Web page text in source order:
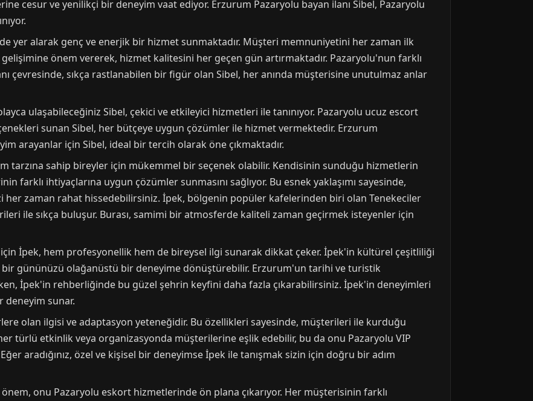
cesur ve yenilikçi bir deneyim vaat ediyor. Erzurum Pazaryolu bayan ilanı Sibel, Pazaryolu
yer alarak genç ve enerjik bir hizmet sunmaktadır. Müşteri memnuniyetini her zaman ilk
önem vererek, hizmet kalitesini her geçen gün artırmaktadır. Pazaryolu'nun farklı
çevresinde, sıkça rastlanabilen bir figür olan Sibel, her anında müşterisine unutulmaz anlar
ulaşabileceğiniz Sibel, çekici ve etkileyici hizmetleri ile tanınıyor. Pazaryolu ucuz escort
sunan Sibel, her bütçeye uygun çözümler ile hizmet vermektedir. Erzurum
arayanlar için Sibel, ideal bir tercih olarak öne çıkmaktadır.
tarzına sahip bireyler için mükemmel bir seçenek olabilir. Kendisinin sunduğu hizmetlerin
farklı ihtiyaçlarına uygun çözümler sunmasını sağlıyor. Bu esnek yaklaşımı sayesinde,
zaman rahat hissedebilirsiniz. İpek, bölgenin popüler kafelerinden biri olan Tenekeciler
ile sıkça buluşur. Burası, samimi bir atmosferde kaliteli zaman geçirmek isteyenler için
İpek, hem profesyonellik hem de bireysel ilgi sunarak dikkat çeker. İpek'in kültürel çeşitliliği
bir gününüzü olağanüstü bir deneyime dönüştürebilir. Erzurum'un tarihi ve turistik
İpek'in rehberliğinde bu güzel şehrin keyfini daha fazla çıkarabilirsiniz. İpek'in deneyimleri
deneyim sunar.
olan ilgisi ve adaptasyon yeteneğidir. Bu özellikleri sayesinde, müşterileri ile kurduğu
türlü etkinlik veya organizasyonda müşterilerine eşlik edebilir, bu da onu Pazaryolu VIP
aradığınız, özel ve kişisel bir deneyimse İpek ile tanışmak sizin için doğru bir adım
onu Pazaryolu eskort hizmetlerinde ön plana çıkarıyor. Her müşterisinin farklı